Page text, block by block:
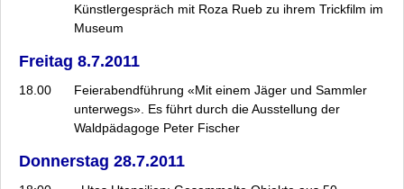
Künstlergespräch mit Roza Rueb zu ihrem Trickfilm im
Museum
Freitag 8.7.2011
18.00
Feierabendführung «Mit einem Jäger und Sammler
unterwegs». Es führt durch die Ausstellung der
Waldpädagoge Peter Fischer
Donnerstag 28.7.2011